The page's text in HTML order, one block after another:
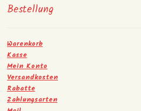
Bestellung
Warenkorb
Kasse
Mein Konto
Versandkosten
Rabatte
Zahlungsarten